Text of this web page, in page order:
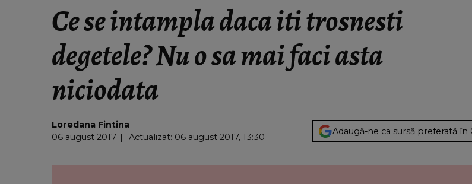
Ce se intampla daca iti trosnesti
degetele? Nu o sa mai faci asta
niciodata
Loredana Fintina
06 august 2017
Actualizat: 06 august 2017, 13:30
Adaugă-ne ca sursă preferată în